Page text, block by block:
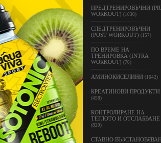
ПРЕДТРЕНИРОВЪЧНИ
WORKOUT) (1030)
СЛЕДТРЕНИРОВЪЧНИ
(POST WORKOUT) (157)
ПО ВРЕМЕ НА
ТРЕНИРОВКА (INTRA
WORKOUT) (70)
АМИНОКИСЕЛИНИ (1642)
КРЕАТИНОВИ ПРОДУКТИ
(458)
КОНТРОЛИРАНЕ НА
ТЕГЛОТО И ОТСЛАБВАНЕ
(820)
СТАВНО